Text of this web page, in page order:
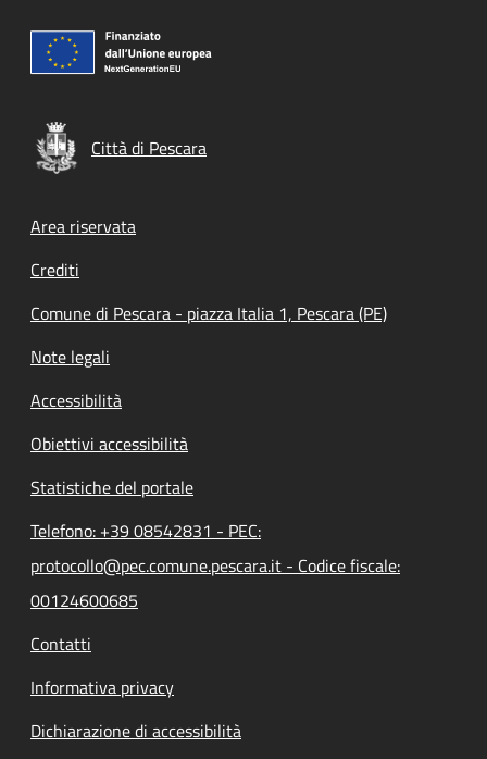
Città di Pescara
Footer menu
Area riservata
Crediti
Comune di Pescara - piazza Italia 1, Pescara (PE)
Note legali
Accessibilità
Obiettivi accessibilità
Statistiche del portale
Telefono: +39 08542831 - PEC:
protocollo@pec.comune.pescara.it - Codice fiscale:
00124600685
Contatti
Informativa privacy
Dichiarazione di accessibilità